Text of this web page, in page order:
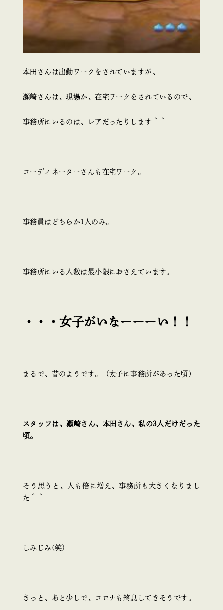
本田さんは出勤ワークをされていますが、
瀬崎さんは、現場か、在宅ワークをされているので、
事務所にいるのは、レアだったりします＾＾
コーディネーターさんも在宅ワーク。
事務員はどちらか1人のみ。
事務所にいる人数は最小限におさえています。
・・・女子がいなーーーい！！
まるで、昔のようです。（太子に事務所があった頃）
スタッフは、瀬崎さん、本田さん、私の3人だけだった
頃。
そう思うと、人も倍に増え、事務所も大きくなりまし
た＾＾
しみじみ(笑)
きっと、あと少しで、コロナも終息してきそうです。